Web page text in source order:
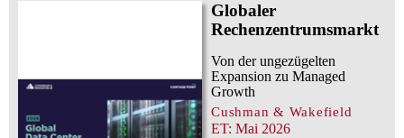
Globaler
Rechenzentrumsmarkt
Von der ungezügelten
Expansion zu Managed
Growth
Cushman & Wakefield
ET: Mai 2026